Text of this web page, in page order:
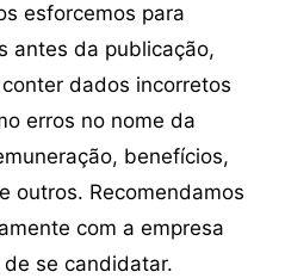
esforcemos para
antes da publicação,
dados incorretos
erros no nome da
benefícios,
outros. Recomendamos
com a empresa
se candidatar.